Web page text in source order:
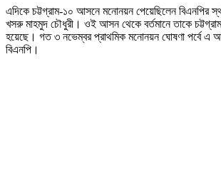
এদিকে চট্টগ্রাম-১০ আসনে মনোনয়ন পেয়েছিলেন বিএনপির
খসরু মাহমুদ চৌধুরী। ওই আসন থেকে বর্তমানে তাকে
হয়েছে। গত ৩ নভেম্বর প্রাথমিক মনোনয়ন ঘোষণা পর্বে এ
বিএনপি।